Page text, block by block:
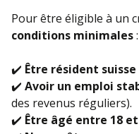
Pour être éligible à un
conditions minimales:
✔️ Être résident suisse
✔️ Avoir un emploi
des revenus réguliers).
✔️ Être âgé entre 18 et